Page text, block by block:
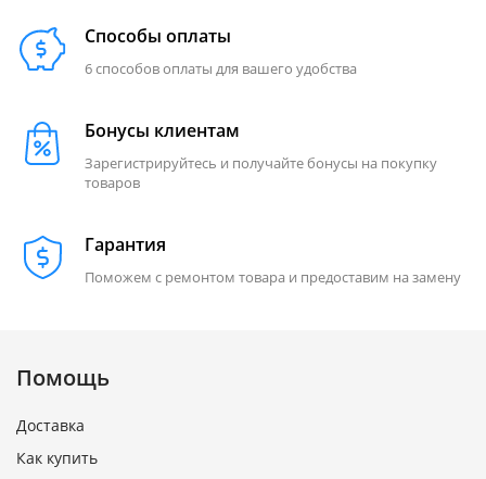
Способы оплаты
6 способов оплаты для вашего удобства
Бонусы клиентам
Зарегистрируйтесь и получайте бонусы на покупку
товаров
Гарантия
Поможем с ремонтом товара и предоставим на замену
Помощь
Доставка
Как купить